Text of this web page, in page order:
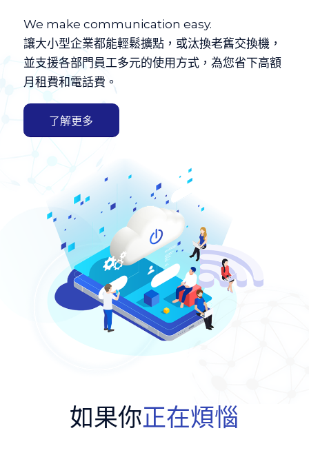
We make communication easy.
讓大小型企業都能輕鬆擴點，或汰換老舊交換機，
並支援各部門員工多元的使用方式，為您省下高額
月租費和電話費。
了解更多
如果你正在煩惱